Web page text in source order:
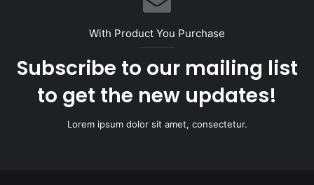
With Product You Purchase
Subscribe to our mailing list
to get the new updates!
Lorem ipsum dolor sit amet, consectetur.